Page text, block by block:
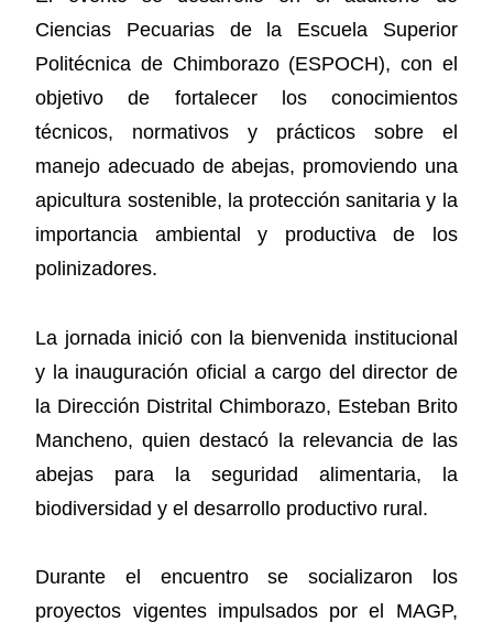
Ciencias Pecuarias de la Escuela Superior
Politécnica de Chimborazo (ESPOCH), con el
objetivo de fortalecer los conocimientos
técnicos, normativos y prácticos sobre el
manejo adecuado de abejas, promoviendo una
apicultura sostenible, la protección sanitaria y la
importancia ambiental y productiva de los
polinizadores.
La jornada inició con la bienvenida institucional
y la inauguración oficial a cargo del director de
la Dirección Distrital Chimborazo, Esteban Brito
Mancheno, quien destacó la relevancia de las
abejas para la seguridad alimentaria, la
biodiversidad y el desarrollo productivo rural.
Durante el encuentro se socializaron los
proyectos vigentes impulsados por el MAGP,